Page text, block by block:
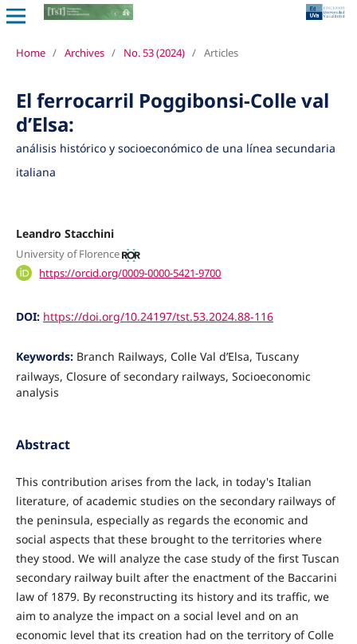
Home / Archives / No. 53 (2024) / Articles
El ferrocarril Poggibonsi-Colle val
d’Elsa:
análisis histórico y socioeconómico de una línea secundaria
italiana
Leandro Stacchini
University of Florence
https://orcid.org/0009-0000-5421-9700
DOI: https://doi.org/10.24197/tst.53.2024.88-116
Keywords: Branch Railways, Colle Val d’Elsa, Tuscany
railways, Closure of secondary railways, Socioeconomic
analysis
Abstract
This contribution arises from the lack, in today's Italian
literature, of academic studies on the secondary railways of
the peninsula, especially as regards the economic and
social aspects that these brought to the territories where
they stood. We will analyze the case study of the first Tuscan
secondary railway built after the enactment of the Baccarini
law of 1879. By reconstructing its history and its traffic, we
aim to analyze the impact on a social level and on an
economic level that its creation had on the territory of Colle